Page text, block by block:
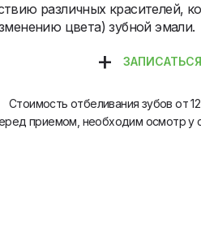
+
различных красителей,
цвета) зубной эмали.
Стоимость отбеливания зубов от
приемом, необходим осмотр у